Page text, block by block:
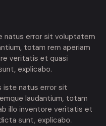
natus error sit voluptatem
totam rem aperiam
veritatis et quasi
explicabo.
iste natus error sit
laudantium, totam
illo inventore veritatis et
sunt, explicabo.